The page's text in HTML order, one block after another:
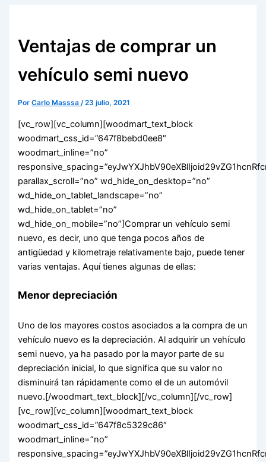
Ventajas de comprar un
vehículo semi nuevo
PorCarlo Masssa/23 julio, 2021
[vc_row][vc_column][woodmart_text_block
woodmart_css_id=”647f8bebd0ee8″
woodmart_inline=”no”
parallax_scroll=”no” wd_hide_on_desktop=”no”
wd_hide_on_tablet_landscape=”no”
wd_hide_on_tablet=”no”
wd_hide_on_mobile=”no”]Comprar un vehículo semi
nuevo, es decir, uno que tenga pocos años de
antigüedad y kilometraje relativamente bajo, puede tener
varias ventajas. Aquí tienes algunas de ellas:
Menor depreciación
Uno de los mayores costos asociados a la compra de un
vehículo nuevo es la depreciación. Al adquirir un vehículo
semi nuevo, ya ha pasado por la mayor parte de su
depreciación inicial, lo que significa que su valor no
disminuirá tan rápidamente como el de un automóvil
nuevo.[/woodmart_text_block][/vc_column][/vc_row]
[vc_row][vc_column][woodmart_text_block
woodmart_css_id=”647f8c5329c86″
woodmart_inline=”no”